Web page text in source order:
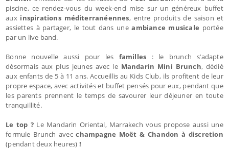
piscine, ce rendez-vous du week-end mise sur un généreux buffet
aux inspirations méditerranéennes, entre produits de saison et
assiettes à partager, le tout dans uneambiance musicale portée
par un live band.
Bonne nouvelle aussi pour les familles : le brunch s’adapte
désormais aux plus jeunes avec le Mandarin Mini Brunch, dédié
aux enfants de 5 à 11 ans. Accueillis au Kids Club, ils profitent de leur
propre espace, avec activités et buffet pensés pour eux, pendant que
les parents prennent le temps de savourer leur déjeuner en toute
tranquillité.
Le top ? Le Mandarin Oriental, Marrakech vous propose aussi une
formule Brunch avecchampagne Moët & Chandon à discretion
(pendant deux heures) !